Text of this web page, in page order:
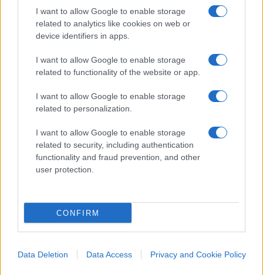
I want to allow Google to enable storage
related to analytics like cookies on web or
device identifiers in apps.
I want to allow Google to enable storage
related to functionality of the website or app.
I want to allow Google to enable storage
related to personalization.
I want to allow Google to enable storage
related to security, including authentication
functionality and fraud prevention, and other
user protection.
CONFIRM
Data Deletion Data Access Privacy and Cookie Policy